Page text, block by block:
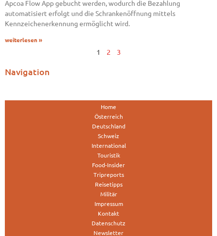
Apcoa Flow App gebucht werden, wodurch die Bezahlung
automatisiert erfolgt und die Schrankenöffnung mittels
Kennzeichenerkennung ermöglicht wird.
weiterlesen »
1 2 3
Navigation
Home
Österreich
Deutschland
Schweiz
International
Touristik
Food-Insider
Tripreports
Reisetipps
Militär
Impressum
Kontakt
Datenschutz
Newsletter